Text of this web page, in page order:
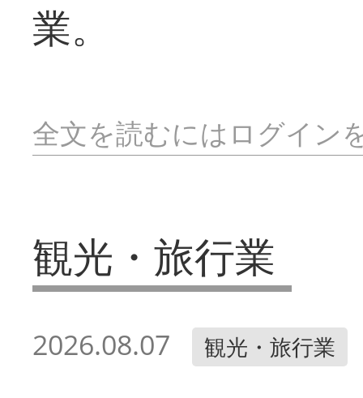
業。
全文を読むにはログイン
観光・旅行業
2026.08.07 観光・旅行業